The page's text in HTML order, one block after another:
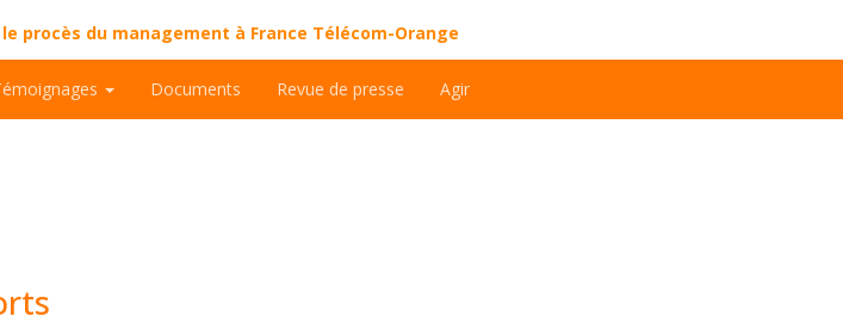
procès du management à France Télécom-Orange
Documents Revue de presse Agir